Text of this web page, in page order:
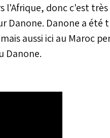
l'Afrique, donc c'est
Danone. Danone a été
aussi ici au Maroc
Danone.